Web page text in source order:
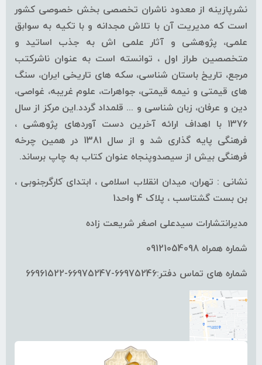
نشرپازینه از معدود ناشران تخصصی بخش خصوصی کشور
است که مدیریت آن با تلاش مجدانه و با تکیه به سوابق
علمی، پژوهشی و آثار علمی اش به جذب اساتید و
متخصصین طراز اول ، توانسته است به عنوان ناشرکتب
مرجع، تاریخ باستان شناسی، سکه های تاریخی ایران، سنگ
های قیمتی و نیمه قیمتی، جواهرات، علوم غریبه، غواصی،
دین و عرفان، زبان شناسی و ... قلمداد گردد.این مرکز از سال
1376 با اهداف ارائه آخرین دست آوردهای پژوهشی ،
فرهنگی پایه گذاری شد و از سال 1381 در همین چرخه
فرهنگی بیش از سیصدوپنجاه عنوان کتاب به چاپ برساند.
نشانی : تهران، میدان انقلاب اسلامی ، ابتدای کارگرجنوبی ،
بن بست گشتاسب ، پلاک 4 واحد1
مدیرانتشارات سیدعلی اصغر شریعت زاده
شماره همراه 09121054098
شماره های تماس دفتر:66975246-66975247-66961522